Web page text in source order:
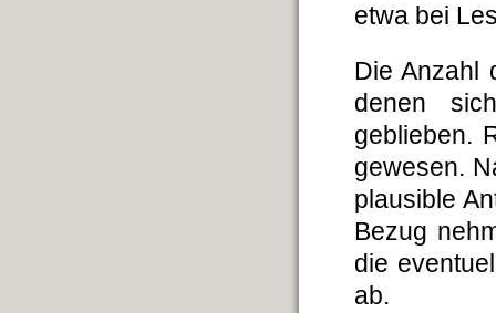
etwa bei
Die Anzahl
denen
geblieben.
gewesen.
plausible
Bezug
die
ab.